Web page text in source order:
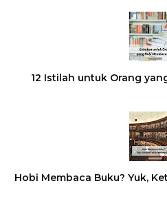
12 Istilah untuk Orang
Hobi Membaca Buku? Yuk,